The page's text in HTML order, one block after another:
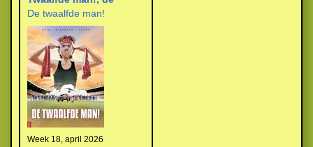
De twaalfde man!
Week 18, april 2026